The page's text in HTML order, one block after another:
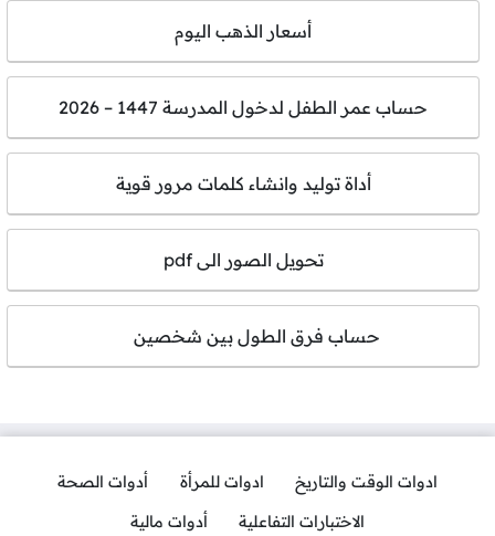
أسعار الذهب اليوم
حساب عمر الطفل لدخول المدرسة 1447 – 2026
أداة توليد وانشاء كلمات مرور قوية
تحويل الصور الى pdf
حساب فرق الطول بين شخصين
ادوات الوقت والتاريخ ادوات للمرأة
أدوات الصحة
الاختبارات التفاعلية
أدوات مالية